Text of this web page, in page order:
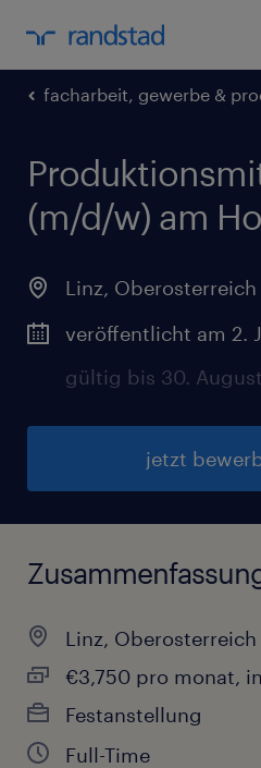
facharbeit, gewerbe &
(m/d/w) am
Linz, Oberosterreich
veröffentlicht am 2.
gültig bis 30.
jetzt
Linz, Oberosterreich
€3,750 pro monat,
Festanstellung
Full-Time